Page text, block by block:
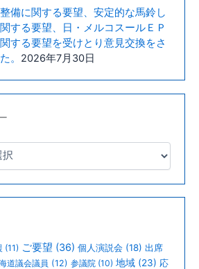
備に関する要望、安定的な馬鈴し
する要望、日・メルコスールＥＰ
する要望を受けとり意見交換をさ
。 2026年7月30日
(11) ご要望 (36) 個人演説会 (18) 出席
道議会議員 (12) 参議院 (10) 地域 (23) 応